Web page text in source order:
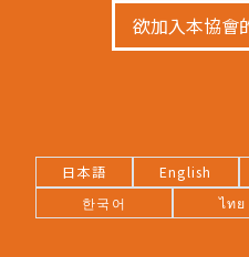
欲加入本協會
日本語 English
한국어
ไทย